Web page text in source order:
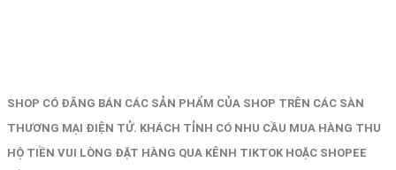
SHOP CÓ ĐĂNG BÁN CÁC SẢN PHẨM CỦA SHOP TRÊN CÁC SÀN
THƯƠNG MẠI ĐIỆN TỬ. KHÁCH TỈNH CÓ NHU CẦU MUA HÀNG THU
HỘ TIỀN VUI LÒNG ĐẶT HÀNG QUA KÊNH TIKTOK HOẶC SHOPEE